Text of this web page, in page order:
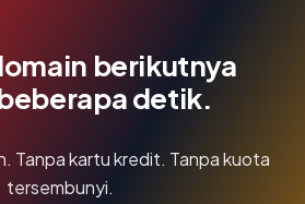
berikutnya
detik.
Tanpa kartu kredit. Tanpa kuota
tersembunyi.